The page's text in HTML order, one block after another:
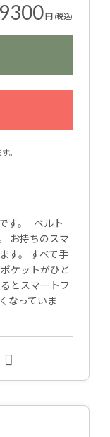
9300円 (税込)
。
す。 ベルト
お持ちのスマ
す。 すべて手
ケットがひと
とスマートフ
なっていま